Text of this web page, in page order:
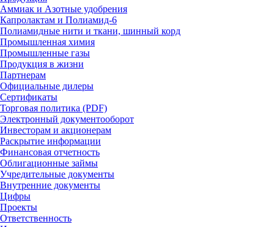
Аммиак и Азотные удобрения
Капролактам и Полиамид-6
Полиамидные нити и ткани, шинный корд
Промышленная химия
Промышленные газы
Продукция в жизни
Партнерам
Официальные дилеры
Сертификаты
Торговая политика (PDF)
Электронный документооборот
Инвесторам и акционерам
Раскрытие информации
Финансовая отчетность
Облигационные займы
Учредительные документы
Внутренние документы
Цифры
Проекты
Ответственность